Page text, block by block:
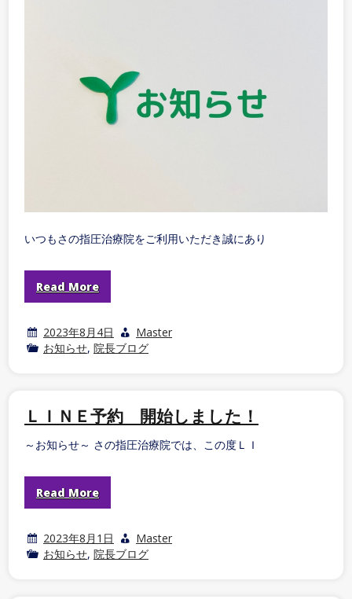
いつもさの指圧治療院をご利用いただき誠にあり
Read More
2023年8月4日
Master
お知らせ, 院長ブログ
ＬＩＮＥ予約 開始しました！
～お知らせ～ さの指圧治療院では、この度ＬＩ
Read More
2023年8月1日
Master
お知らせ, 院長ブログ